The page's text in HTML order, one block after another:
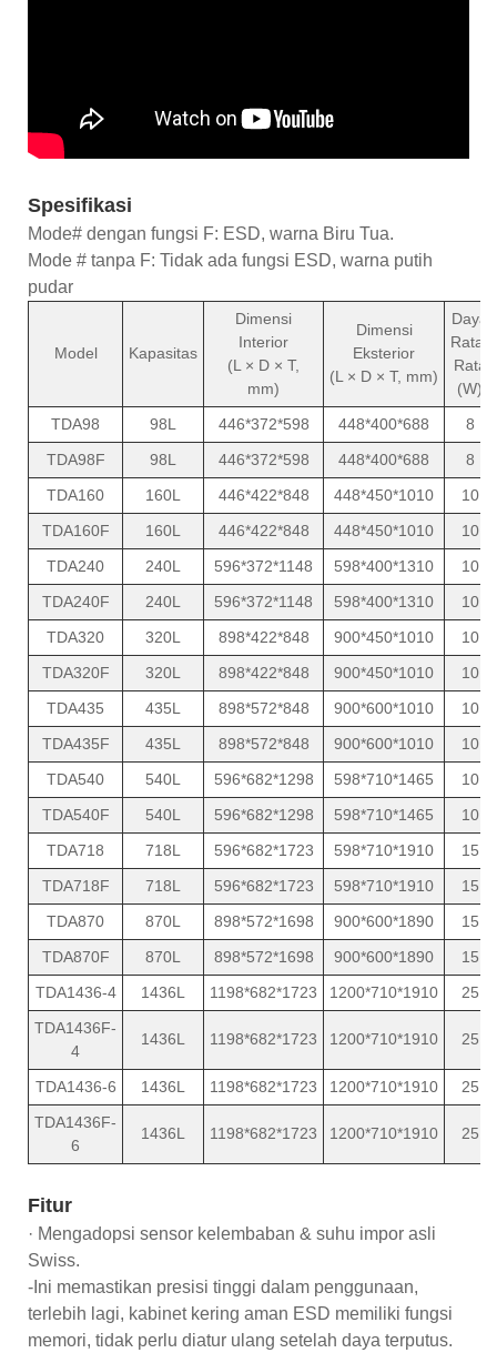
Spesifikasi
Mode# dengan fungsi F: ESD, warna Biru Tua.
Mode # tanpa F: Tidak ada fungsi ESD, warna putih
pudar
Model Kapasitas
Dimensi
Interior
(L × D × T,
mm)
Dimensi
Eksterior
(L × D × T, mm)
Daya
Rata-
Rata
(W)
TDA98
98L 446*372*598 448*400*688
8
TDA98F
98L 446*372*598 448*400*688
8
TDA160
160L 446*422*848 448*450*1010
10
TDA160F
160L 446*422*848 448*450*1010
10
TDA240
240L 596*372*1148 598*400*1310
10
TDA240F
240L 596*372*1148 598*400*1310
10
TDA320
320L 898*422*848 900*450*1010
10
TDA320F
320L 898*422*848 900*450*1010
10
TDA435
435L 898*572*848 900*600*1010
10
TDA435F
435L 898*572*848 900*600*1010
10
TDA540
540L 596*682*1298 598*710*1465
10
TDA540F
540L 596*682*1298 598*710*1465
10
TDA718
718L 596*682*1723 598*710*1910
15
TDA718F
718L 596*682*1723 598*710*1910
15
TDA870
870L 898*572*1698 900*600*1890
15
TDA870F
870L 898*572*1698 900*600*1890
15
TDA1436-4
1436L 1198*682*1723 1200*710*1910
25
TDA1436F-
4
1436L 1198*682*1723 1200*710*1910 25
TDA1436-6 1436L 1198*682*1723 1200*710*1910
25
TDA1436F-
6
1436L 1198*682*1723 1200*710*1910 25
Fitur
· Mengadopsi sensor kelembaban & suhu impor asli
Swiss.
-Ini memastikan presisi tinggi dalam penggunaan,
terlebih lagi, kabinet kering aman ESD memiliki fungsi
memori, tidak perlu diatur ulang setelah daya terputus.